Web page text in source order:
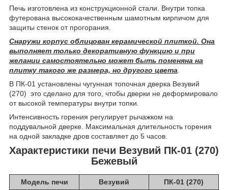
Печь изготовлена из конструкционной стали. Внутри топка
футерована высококачественным шамотным кирпичом для
защиты стенок от прогорания.
Снаружи корпус облицован керамической плиткой. Она
выполняет только декоративную функцию и при
желании самостоятельно может быть поменяна на
плитку такого же размера, но другого цвета
В ПК-01 установлены чугунная топочная дверка Везувий
(270) это сделано для того, чтобы дверки не деформировало
от высокой температуры внутри топки.
Интенсивность горения регулирует рычажком на
поддувальной дверке. Максимальная длительность горения
на одной закладке дров составляет до 5 часов.
Характеристики печи Везувий ПК-01 (270)
Бежевый
Модель печи Везувий
ПК-01 (270)